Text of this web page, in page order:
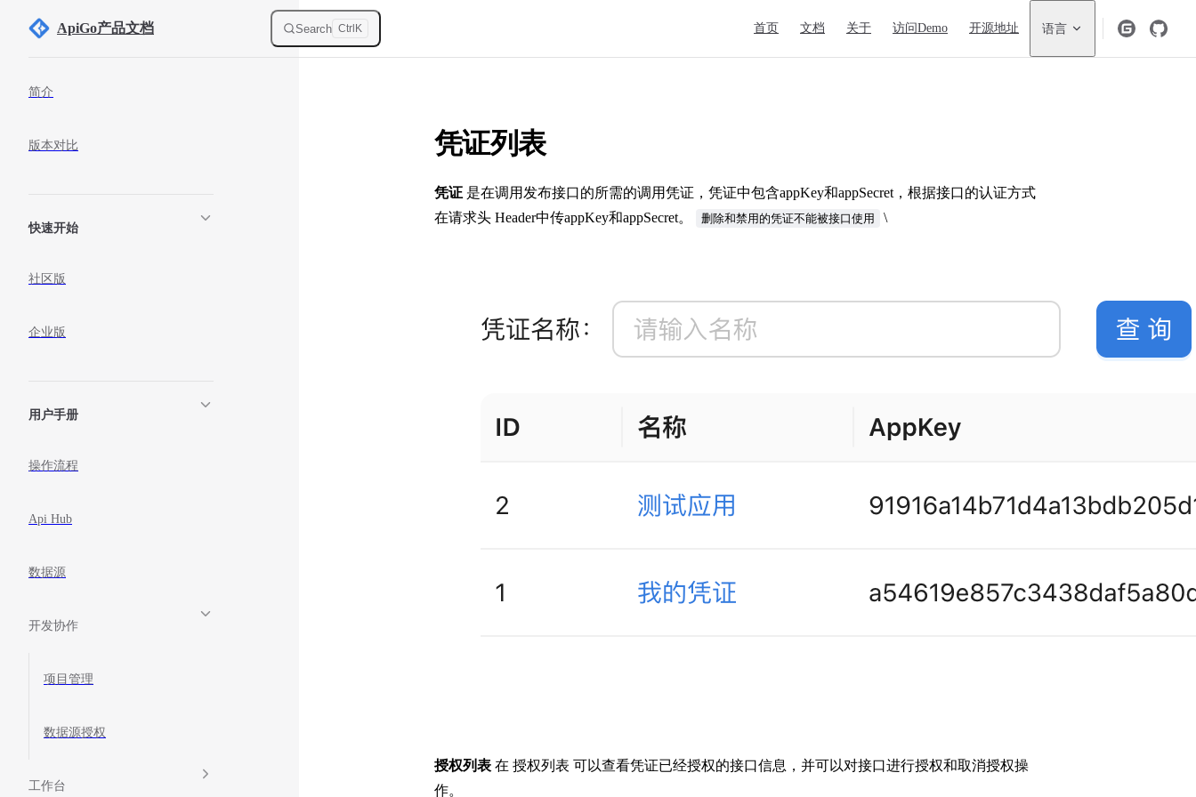
Skip to content
ApiGo产品文档 Search Ctrl K 首页 文档 关于 访问Demo 开源地址 语言
简介
版本对比
快速开始
社区版
企业版
用户手册
操作流程
Api Hub
数据源
开发协作
项目管理
数据源授权
工作台
凭证列表
凭证 是在调用发布接口的所需的调用凭证，凭证中包含appKey和appSecret，根据接口的认证方式
在请求头 Header中传appKey和appSecret。
删除和禁用的凭证不能被接口使用 \
授权列表 在 授权列表 可以查看凭证已经授权的接口信息，并可以对接口进行授权和取消授权操
作。